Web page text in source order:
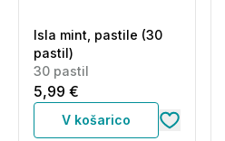
Isla mint, pastile (30
pastil)
30 pastil
5,99 €
V košarico